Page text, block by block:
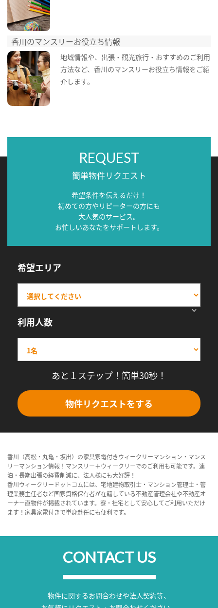
香川のマンスリーお役立ち情報
地域情報や、出張・観光旅行・おすすめのご利用
方法など、香川のマンスリーお役立ち情報をご紹
介します。
REQUEST
簡単物件リクエスト
希望条件を伝えるだけ！
初めての方やリピーターの方にも
大人気のサービス。
お忙しいあなたをサポートします。
希望エリア
利用人数
あと１ステップ！簡単30秒！
物件リクエストをする
香川（高松・丸亀・坂出）の家具家電付きウィークリーマンション・マンス
リーマンション情報！マンスリー＋ウィークリーでのご利用も可能です。連
泊・長期出張の経費削減に、法人様にも大好評！
香川ウィークリードットコムには、宅地建物取引士・マンション管理士・管
理業務主任者など国家資格保有者が在籍している不動産管理会社や不動産オ
ーナー直物件が掲載されています。寮・社宅として安心してご利用いただけ
ます！家具家電付きで単身赴任にも便利です。
CONTACT US
物件に関するお問合わせや法人契約等、